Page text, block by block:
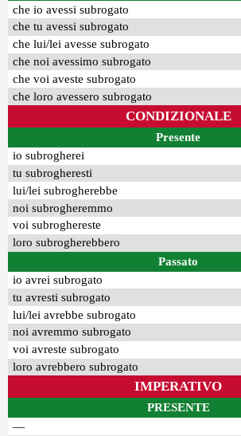
che io avessi subrogato
che tu avessi subrogato
che lui/lei avesse subrogato
che noi avessimo subrogato
che voi aveste subrogato
che loro avessero subrogato
CONDIZIONALE
Presente
io subrogherei
tu subrogheresti
lui/lei subrogherebbe
noi subrogheremmo
voi subroghereste
loro subrogherebbero
Passato
io avrei subrogato
tu avresti subrogato
lui/lei avrebbe subrogato
noi avremmo subrogato
voi avreste subrogato
loro avrebbero subrogato
IMPERATIVO
PRESENTE
—